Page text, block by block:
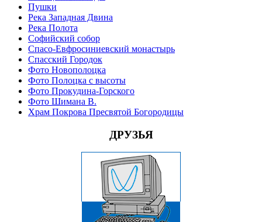
Пушки
Река Западная Двина
Река Полота
Софийский собор
Спасо-Евфросиниевский монастырь
Спасский Городок
Фото Новополоцка
Фото Полоцка с высоты
Фото Прокудина-Горского
Фото Шимана В.
Храм Покрова Пресвятой Богородицы
ДРУЗЬЯ